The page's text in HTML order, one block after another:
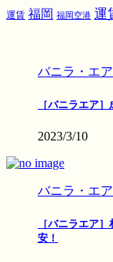
運賃 福岡 福岡空港 運
バニラ・エア
［バニラエア
2023/3/10
バニラ・エア
［バニラエア
安！